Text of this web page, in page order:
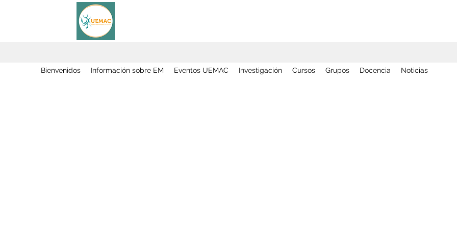
Bienvenidos Información sobre EM Eventos UEMAC Investigación Cursos Grupos Docencia Noticias